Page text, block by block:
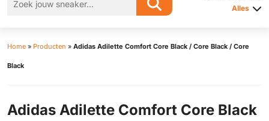
Alles
Home » Producten » Adidas Adilette Comfort Core Black / Core Black / Core
Black
Adidas Adilette Comfort Core Black